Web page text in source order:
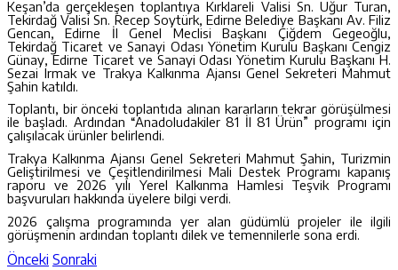
Keşan’da gerçekleşen toplantıya Kırklareli Valisi Sn. Uğur Turan,
Tekirdağ Valisi Sn. Recep Soytürk, Edirne Belediye Başkanı Av. Filiz
Gencan, Edirne İl Genel Meclisi Başkanı Çiğdem Gegeoğlu,
Tekirdağ Ticaret ve Sanayi Odası Yönetim Kurulu Başkanı Cengiz
Günay, Edirne Ticaret ve Sanayi Odası Yönetim Kurulu Başkanı H.
Sezai Irmak ve Trakya Kalkınma Ajansı Genel Sekreteri Mahmut
Şahin katıldı.
Toplantı, bir önceki toplantıda alınan kararların tekrar görüşülmesi
ile başladı. Ardından “Anadoludakiler 81 İl 81 Ürün” programı için
çalışılacak ürünler belirlendi.
Trakya Kalkınma Ajansı Genel Sekreteri Mahmut Şahin, Turizmin
Geliştirilmesi ve Çeşitlendirilmesi Mali Destek Programı kapanış
raporu ve 2026 yılı Yerel Kalkınma Hamlesi Teşvik Programı
başvuruları hakkında üyelere bilgi verdi.
2026 çalışma programında yer alan güdümlü projeler ile ilgili
görüşmenin ardından toplantı dilek ve temennilerle sona erdi.
Önceki Sonraki